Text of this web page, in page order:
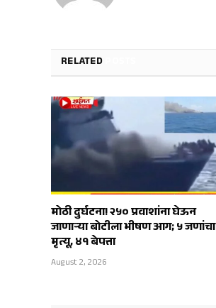
RELATED
मोठी दुर्घटना! २५० प्रवाशांना घेऊन
जाणाऱ्या बोटीला भीषण आग; ५ जणांचा
मृत्यू, ४१ बेपत्ता
August 2, 2026